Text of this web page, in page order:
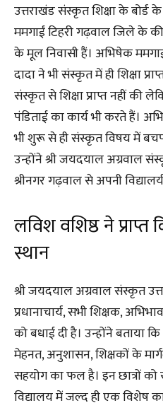
उत्तराखंड संस्कृत शिक्षा के बोर्ड
ममगाईं टिहरी गढ़वाल जिले के
के मूल निवासी हैं। अभिषेक
दादा ने भी संस्कृत में ही शिक्षा
संस्कृत से शिक्षा प्राप्त नहीं की
पंडिताई का कार्य भी करते हैं।
भी शुरू से ही संस्कृत विषय में
उन्होंने श्री जयदयाल अग्रवाल
श्रीनगर गढ़वाल से अपनी विद्यालयी
लविश वशिष्ठ ने प्राप्त
स्थान
श्री जयदयाल अग्रवाल संस्कृत
प्रधानाचार्य, सभी शिक्षक,
को बधाई दी है। उन्होंने बताया
मेहनत, अनुशासन, शिक्षकों के
सहयोग का फल है। इन छात्रों
विद्यालय में जल्द ही एक विशेष